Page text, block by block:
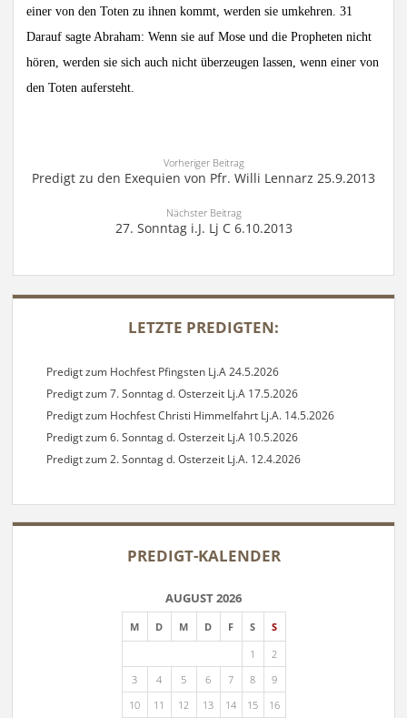
einer von den Toten zu ihnen kommt, werden sie umkehren. 31
Darauf sagte Abraham: Wenn sie auf Mose und die Propheten nicht
hören, werden sie sich auch nicht überzeugen lassen, wenn einer von
den Toten aufersteht.
Vorheriger Beitrag
Predigt zu den Exequien von Pfr. Willi Lennarz 25.9.2013
Nächster Beitrag
27. Sonntag i.J. Lj C 6.10.2013
SIDEBAR
LETZTE PREDIGTEN:
Predigt zum Hochfest Pfingsten Lj.A 24.5.2026
Predigt zum 7. Sonntag d. Osterzeit Lj.A 17.5.2026
Predigt zum Hochfest Christi Himmelfahrt Lj.A. 14.5.2026
Predigt zum 6. Sonntag d. Osterzeit Lj.A 10.5.2026
Predigt zum 2. Sonntag d. Osterzeit Lj.A. 12.4.2026
PREDIGT-KALENDER
AUGUST 2026
M D M D F S
S
1
2
3
4 5 6 7 8
9
10
11 12 13 14 15
16